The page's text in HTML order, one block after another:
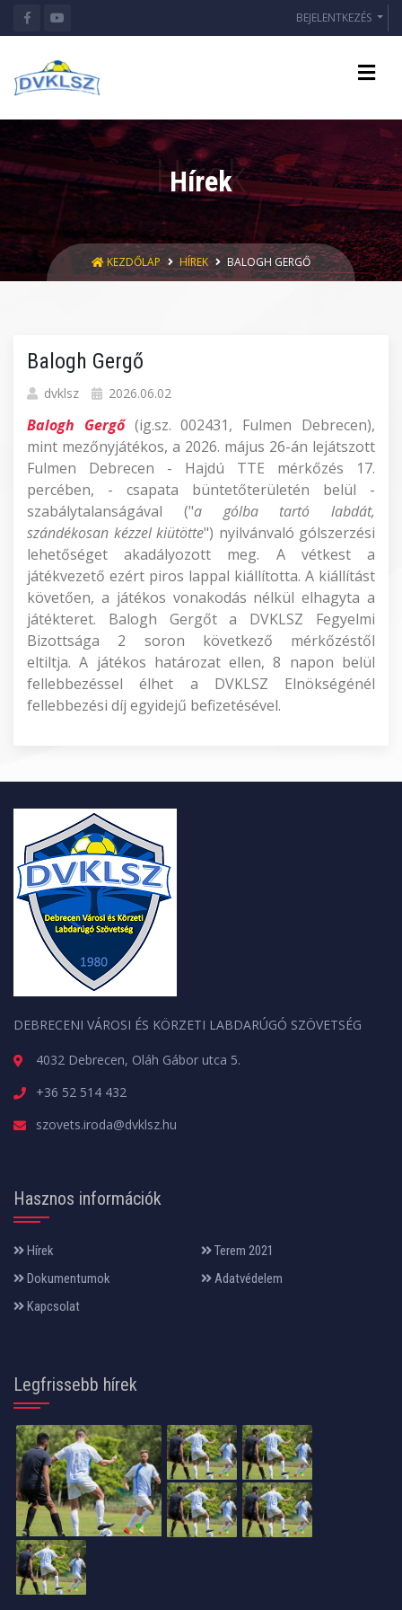
BEJELENTKEZÉS
Hírek
KEZDŐLAP HÍREK BALOGH GERGŐ
Balogh Gergő
dvklsz 2026.06.02
Balogh Gergő (ig.sz. 002431, Fulmen Debrecen),
mint mezőnyjátékos, a 2026. május 26-án lejátszott
Fulmen Debrecen - Hajdú TTE mérkőzés 17.
percében, - csapata büntetőterületén belül -
szabálytalanságával ("a gólba tartó labdát,
szándékosan kézzel kiütötte") nyilvánvaló gólszerzési
lehetőséget akadályozott meg. A vétkest a
játékvezető ezért piros lappal kiállította. A kiállítást
követően, a játékos vonakodás nélkül elhagyta a
játékteret. Balogh Gergőt a DVKLSZ Fegyelmi
Bizottsága 2 soron következő mérkőzéstől
eltiltja. A játékos határozat ellen, 8 napon belül
fellebbezéssel élhet a DVKLSZ Elnökségénél
fellebbezési díj egyidejű befizetésével.
DEBRECENI VÁROSI ÉS KÖRZETI LABDARÚGÓ SZÖVETSÉG
4032 Debrecen, Oláh Gábor utca 5.
+36 52 514 432
szovets.iroda@dvklsz.hu
Hasznos információk
Hírek
Terem 2021
Dokumentumok
Adatvédelem
Kapcsolat
Legfrissebb hírek